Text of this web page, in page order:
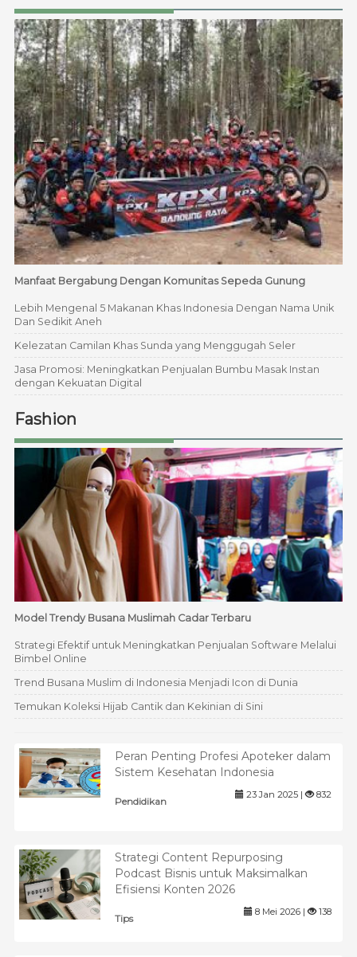
Manfaat Bergabung Dengan Komunitas Sepeda Gunung
Lebih Mengenal 5 Makanan Khas Indonesia Dengan Nama Unik
Dan Sedikit Aneh
Kelezatan Camilan Khas Sunda yang Menggugah Seler
Jasa Promosi: Meningkatkan Penjualan Bumbu Masak Instan
dengan Kekuatan Digital
Fashion
Model Trendy Busana Muslimah Cadar Terbaru
Strategi Efektif untuk Meningkatkan Penjualan Software Melalui
Bimbel Online
Trend Busana Muslim di Indonesia Menjadi Icon di Dunia
Temukan Koleksi Hijab Cantik dan Kekinian di Sini
Peran Penting Profesi Apoteker dalam
Sistem Kesehatan Indonesia
Pendidikan
23 Jan 2025 | 832
Strategi Content Repurposing
Podcast Bisnis untuk Maksimalkan
Efisiensi Konten 2026
Tips
8 Mei 2026 | 138